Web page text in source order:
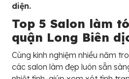
diện.
Top 5 Salon làm
quận Long Biên
Cùng kinh nghiệm nhiều năm
các salon làm đẹp luôn sẵn